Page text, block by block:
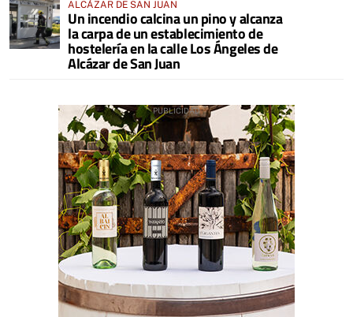
ALCÁZAR DE SAN JUAN
Un incendio calcina un pino y alcanza
la carpa de un establecimiento de
hostelería en la calle Los Ángeles de
Alcázar de San Juan